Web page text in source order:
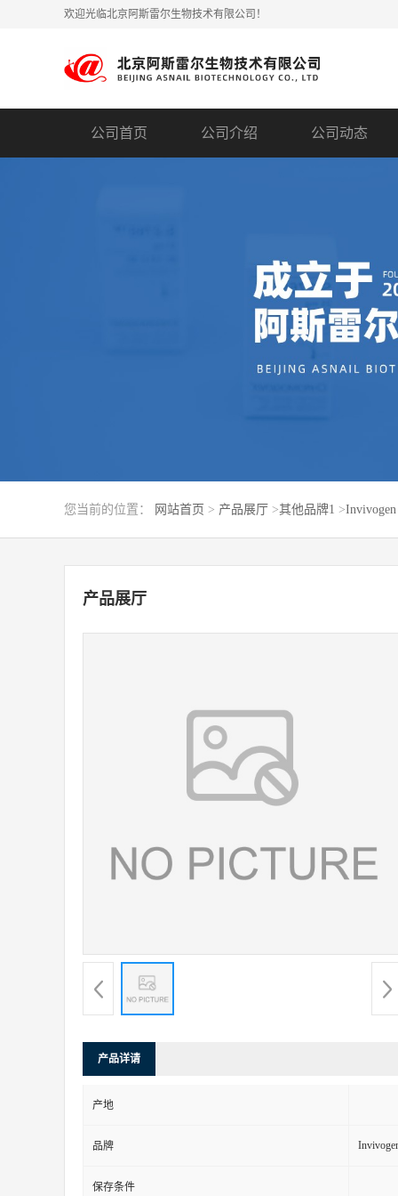
欢迎光临北京阿斯雷尔生物技术有限公司！
公司首页 公司介绍 公司动态
您当前的位置： 网站首页 > 产品展厅 >其他品牌1 >Invivogen
产品展厅
产品详请
产地
品牌
保存条件